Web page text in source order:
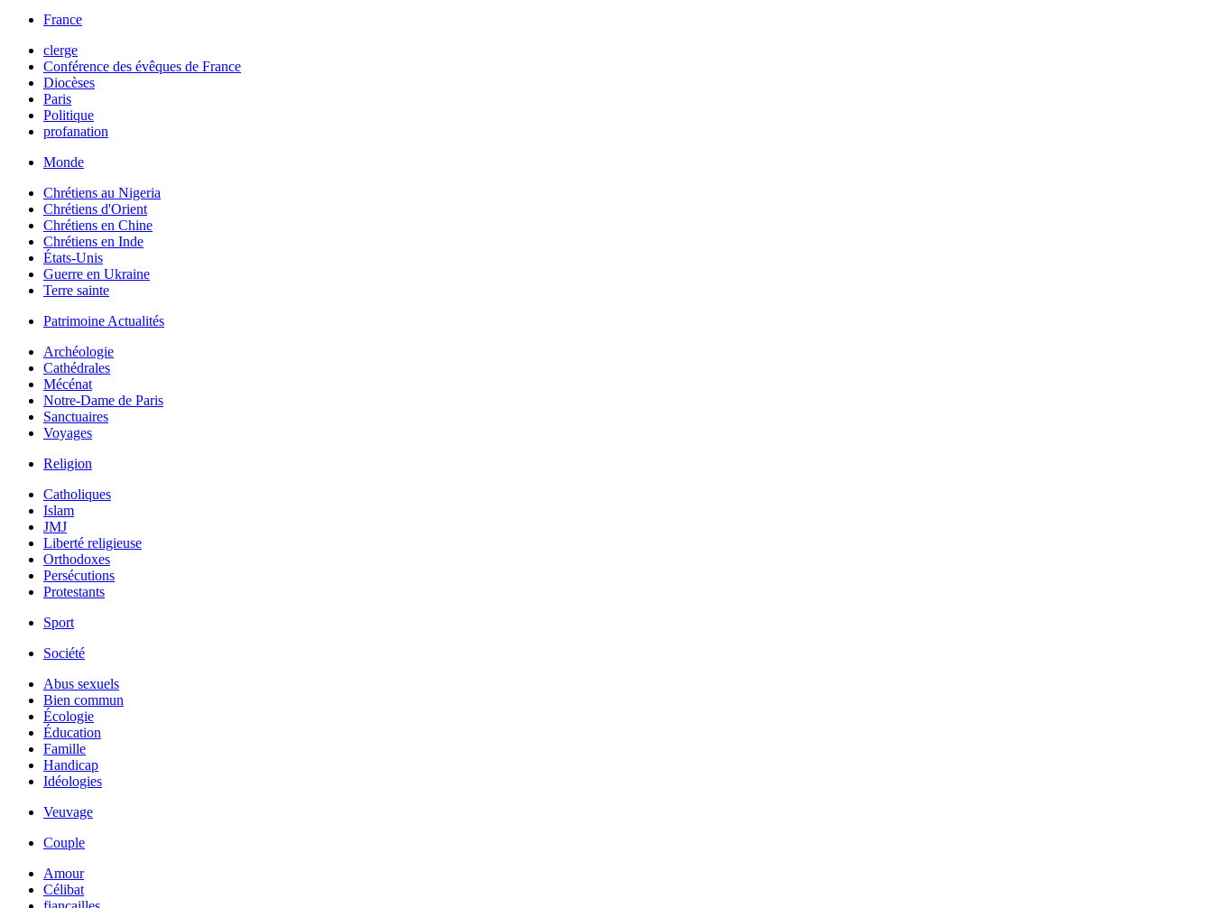
France
clerge
Conférence des évêques de France
Diocèses
Paris
Politique
profanation
Monde
Chrétiens au Nigeria
Chrétiens d'Orient
Chrétiens en Chine
Chrétiens en Inde
États-Unis
Guerre en Ukraine
Terre sainte
Patrimoine Actualités
Archéologie
Cathédrales
Mécénat
Notre-Dame de Paris
Sanctuaires
Voyages
Religion
Catholiques
Islam
JMJ
Liberté religieuse
Orthodoxes
Persécutions
Protestants
Sport
Société
Abus sexuels
Bien commun
Écologie
Éducation
Famille
Handicap
Idéologies
Veuvage
Couple
Amour
Célibat